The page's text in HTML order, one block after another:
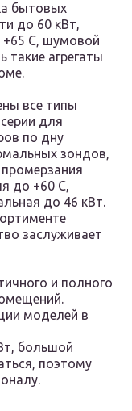
бытовых
до 60 кВт,
+65 С, шумовой
такие агрегаты
все типы
для
по дну
зондов,
до +60 С,
до 46 кВт.
заслуживает
и полного
моделей в
большой
поэтому